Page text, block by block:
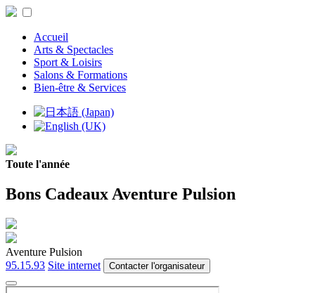
Accueil
Arts & Spectacles
Sport & Loisirs
Salons & Formations
Bien-être & Services
Toute l'année
Bons Cadeaux Aventure Pulsion
Aventure Pulsion
95.15.93 Site internet Contacter l'organisateur